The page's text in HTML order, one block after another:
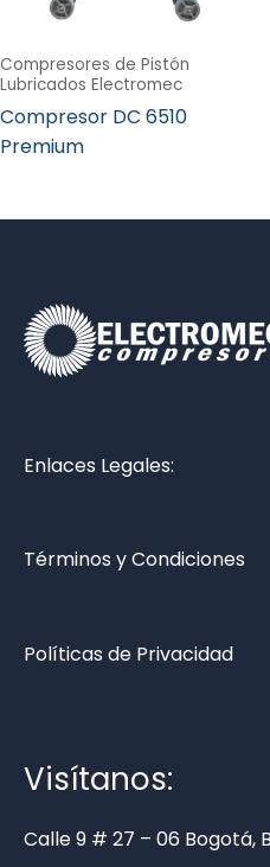
Compresores de Pistón
Lubricados Electromec
Compresor DC 6510
Premium
Enlaces Legales:
Términos y Condiciones
Políticas de Privacidad
Visítanos:
Calle 9 # 27 – 06 Bogotá,